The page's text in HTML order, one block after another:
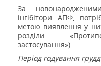
За
інгібітори АПФ,
метою виявлення у них
розділи
застосування»).
Період годування